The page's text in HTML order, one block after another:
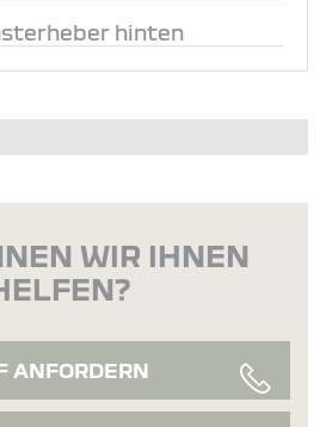
hinten
WIR IHNEN
ANFORDERN